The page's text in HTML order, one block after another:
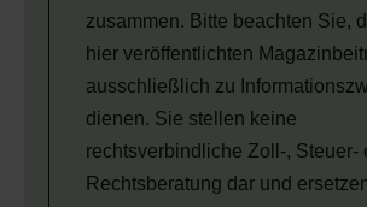
zusammen. Bitte beachten Sie,
hier veröffentlichten
ausschließlich zu
dienen. Sie stellen keine
rechtsverbindliche Zoll-, Steuer-
Rechtsberatung dar und